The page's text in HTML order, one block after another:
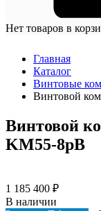
Нет товаров в
Главная
Каталог
Винтовые
Винтовой
Винтовой
KM55-8рВ
1 185 400 ₽
В наличии